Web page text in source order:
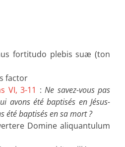
fortitudo plebis suæ (ton
factor
VI, 3-11 : Ne savez-vous pas
avons été baptisés en Jésus-
été baptisés en sa mort ?
Domine aliquantulum